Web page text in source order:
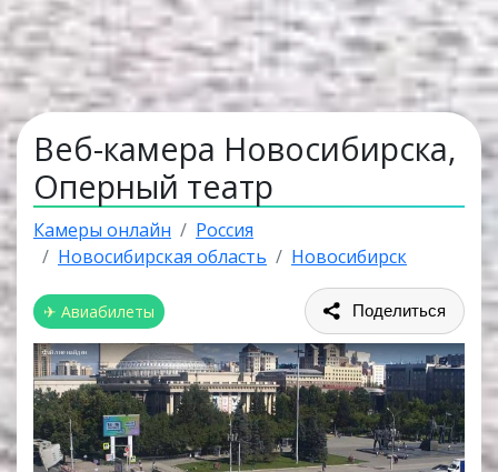
Веб-камера Новосибирска,
Оперный театр
Камеры онлайн
Россия
Новосибирская область
Новосибирск
✈ Авиабилеты Поделиться
Файл не найден